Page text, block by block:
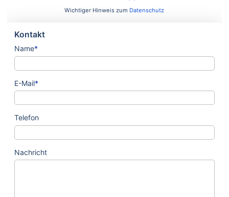
Wichtiger Hinweis zum Datenschutz
Kontakt
Name*
E-Mail*
Telefon
Nachricht